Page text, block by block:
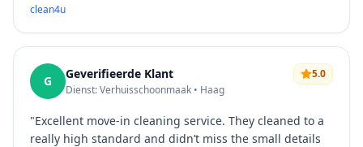
clean4u
G Geverifieerde Klant
Dienst: Verhuisschoonmaak • Haag
5.0
"Excellent move-in cleaning service. They cleaned to a
really high standard and didn’t miss the small details